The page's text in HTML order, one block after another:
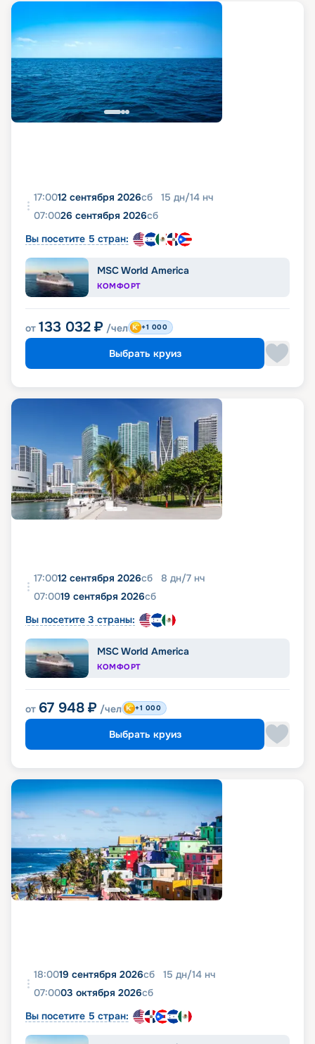
17:0012 сентября 2026сб 15 дн/14 нч
07:0026 сентября 2026сб
Вы посетите 5 стран:
MSC World America
КОМФОРТ
от 133 032 ₽ /чел +1 000
Выбрать круиз
17:0012 сентября 2026сб 8 дн/7 нч
07:0019 сентября 2026сб
Вы посетите 3 страны:
MSC World America
КОМФОРТ
от 67 948 ₽ /чел +1 000
Выбрать круиз
18:0019 сентября 2026сб 15 дн/14 нч
07:0003 октября 2026сб
Вы посетите 5 стран: